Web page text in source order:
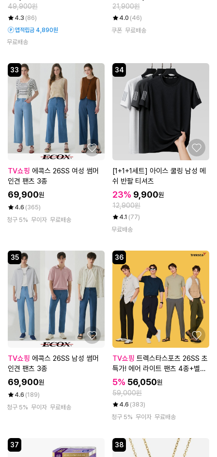
49,900원
4.3 (86)
앱적립금 4,890원
무료배송
21,900원
4.0 (46)
쿠폰 무료배송
33
TV쇼핑
인견 팬츠 3종
69,900원
4.6 (365)
청구 5% 무이자 무료배송
34
[1+1+1세트] 아이스 쿨링 남성 메
쉬 반팔 티셔츠
23% 9,900원
12,900원
4.1 (77)
무료배송
35
TV쇼핑
인견 팬츠 3종
69,900원
4.6 (189)
청구 5% 무이자 무료배송
36
TV쇼핑
특가! 에어 라이트 팬츠 4종+벨트
1종, 남성
5% 56,050원
59,000원
4.6 (383)
청구 5% 무이자 무료배송
37 38